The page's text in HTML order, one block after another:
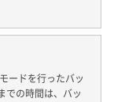
ードを行ったバッ
での時間は、バッ